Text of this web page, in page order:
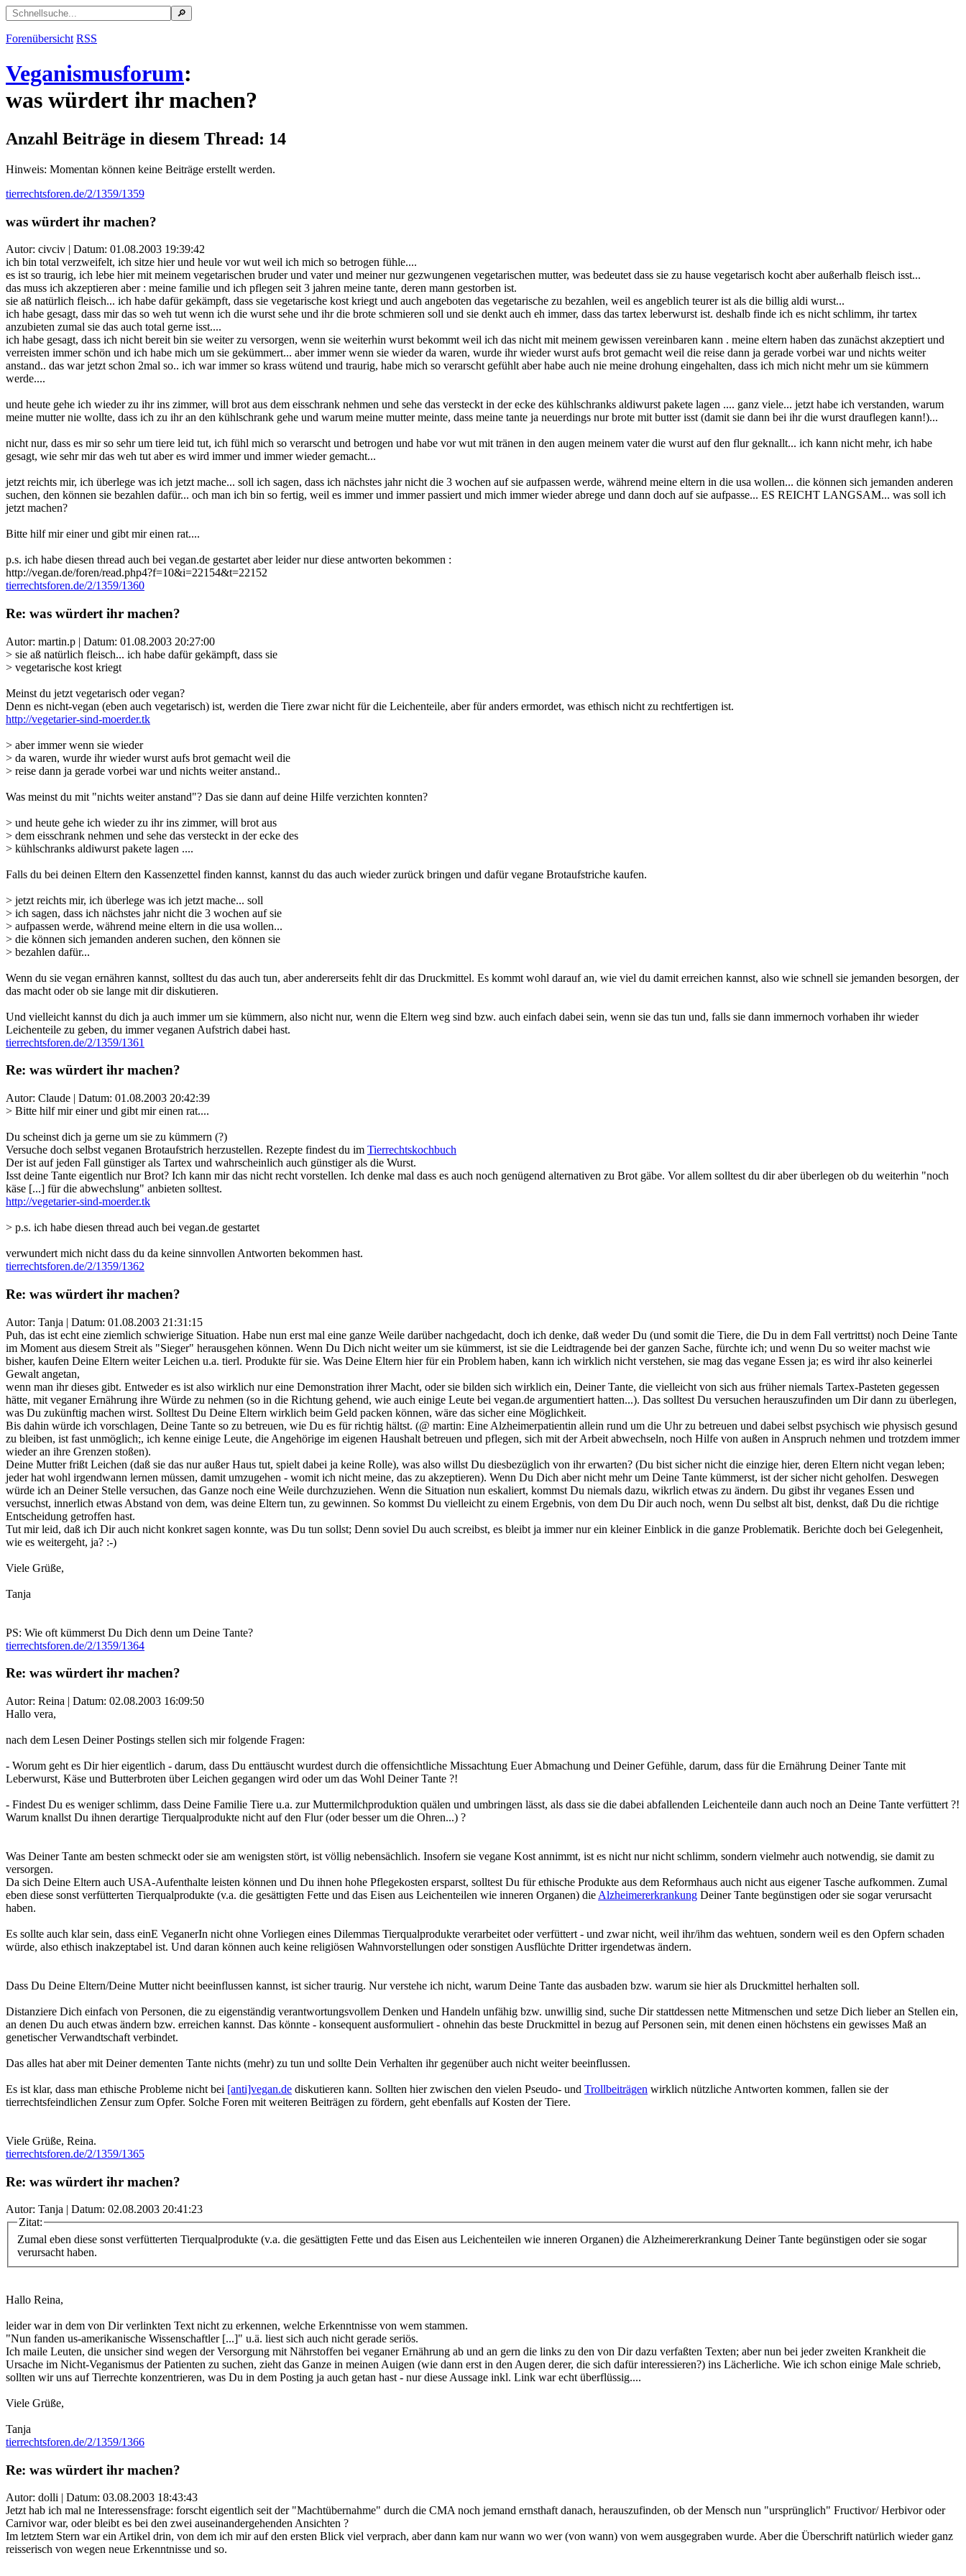
Forenübersicht RSS
Veganismusforum:
was würdert ihr machen?
Anzahl Beiträge in diesem Thread: 14
Hinweis: Momentan können keine Beiträge erstellt werden.
tierrechtsforen.de/2/1359/1359
was würdert ihr machen?
Autor: civciv | Datum: 01.08.2003 19:39:42
ich bin total verzweifelt, ich sitze hier und heule vor wut weil ich mich so betrogen fühle....
es ist so traurig, ich lebe hier mit meinem vegetarischen bruder und vater und meiner nur gezwungenen vegetarischen mutter, was bedeutet dass sie zu hause vegetarisch kocht aber außerhalb fleisch isst...
das muss ich akzeptieren aber : meine familie und ich pflegen seit 3 jahren meine tante, deren mann gestorben ist.
sie aß natürlich fleisch... ich habe dafür gekämpft, dass sie vegetarische kost kriegt und auch angeboten das vegetarische zu bezahlen, weil es angeblich teurer ist als die billig aldi wurst...
ich habe gesagt, dass mir das so weh tut wenn ich die wurst sehe und ihr die brote schmieren soll und sie denkt auch eh immer, dass das tartex leberwurst ist. deshalb finde ich es nicht schlimm, ihr tartex
anzubieten zumal sie das auch total gerne isst....
ich habe gesagt, dass ich nicht bereit bin sie weiter zu versorgen, wenn sie weiterhin wurst bekommt weil ich das nicht mit meinem gewissen vereinbaren kann . meine eltern haben das zunächst akzeptiert und
verreisten immer schön und ich habe mich um sie gekümmert... aber immer wenn sie wieder da waren, wurde ihr wieder wurst aufs brot gemacht weil die reise dann ja gerade vorbei war und nichts weiter
anstand.. das war jetzt schon 2mal so.. ich war immer so krass wütend und traurig, habe mich so verarscht gefühlt aber habe auch nie meine drohung eingehalten, dass ich mich nicht mehr um sie kümmern
werde....
und heute gehe ich wieder zu ihr ins zimmer, will brot aus dem eisschrank nehmen und sehe das versteckt in der ecke des kühlschranks aldiwurst pakete lagen .... ganz viele... jetzt habe ich verstanden, warum
meine mutter nie wollte, dass ich zu ihr an den kühlschrank gehe und warum meine mutter meinte, dass meine tante ja neuerdings nur brote mit butter isst (damit sie dann bei ihr die wurst drauflegen kann!)...
nicht nur, dass es mir so sehr um tiere leid tut, ich fühl mich so verarscht und betrogen und habe vor wut mit tränen in den augen meinem vater die wurst auf den flur geknallt... ich kann nicht mehr, ich habe
gesagt, wie sehr mir das weh tut aber es wird immer und immer wieder gemacht...
jetzt reichts mir, ich überlege was ich jetzt mache... soll ich sagen, dass ich nächstes jahr nicht die 3 wochen auf sie aufpassen werde, während meine eltern in die usa wollen... die können sich jemanden anderen
suchen, den können sie bezahlen dafür... och man ich bin so fertig, weil es immer und immer passiert und mich immer wieder abrege und dann doch auf sie aufpasse... ES REICHT LANGSAM... was soll ich
jetzt machen?
Bitte hilf mir einer und gibt mir einen rat....
p.s. ich habe diesen thread auch bei vegan.de gestartet aber leider nur diese antworten bekommen :
http://vegan.de/foren/read.php4?f=10&i=22154&t=22152
tierrechtsforen.de/2/1359/1360
Re: was würdert ihr machen?
Autor: martin.p | Datum: 01.08.2003 20:27:00
> sie aß natürlich fleisch... ich habe dafür gekämpft, dass sie
> vegetarische kost kriegt
Meinst du jetzt vegetarisch oder vegan?
Denn es nicht-vegan (eben auch vegetarisch) ist, werden die Tiere zwar nicht für die Leichenteile, aber für anders ermordet, was ethisch nicht zu rechtfertigen ist.
http://vegetarier-sind-moerder.tk
> aber immer wenn sie wieder
> da waren, wurde ihr wieder wurst aufs brot gemacht weil die
> reise dann ja gerade vorbei war und nichts weiter anstand..
Was meinst du mit "nichts weiter anstand"? Das sie dann auf deine Hilfe verzichten konnten?
> und heute gehe ich wieder zu ihr ins zimmer, will brot aus
> dem eisschrank nehmen und sehe das versteckt in der ecke des
> kühlschranks aldiwurst pakete lagen ....
Falls du bei deinen Eltern den Kassenzettel finden kannst, kannst du das auch wieder zurück bringen und dafür vegane Brotaufstriche kaufen.
> jetzt reichts mir, ich überlege was ich jetzt mache... soll
> ich sagen, dass ich nächstes jahr nicht die 3 wochen auf sie
> aufpassen werde, während meine eltern in die usa wollen...
> die können sich jemanden anderen suchen, den können sie
> bezahlen dafür...
Wenn du sie vegan ernähren kannst, solltest du das auch tun, aber andererseits fehlt dir das Druckmittel. Es kommt wohl darauf an, wie viel du damit erreichen kannst, also wie schnell sie jemanden besorgen, der
das macht oder ob sie lange mit dir diskutieren.
Und vielleicht kannst du dich ja auch immer um sie kümmern, also nicht nur, wenn die Eltern weg sind bzw. auch einfach dabei sein, wenn sie das tun und, falls sie dann immernoch vorhaben ihr wieder
Leichenteile zu geben, du immer veganen Aufstrich dabei hast.
tierrechtsforen.de/2/1359/1361
Re: was würdert ihr machen?
Autor: Claude | Datum: 01.08.2003 20:42:39
> Bitte hilf mir einer und gibt mir einen rat....
Du scheinst dich ja gerne um sie zu kümmern (?)
Versuche doch selbst veganen Brotaufstrich herzustellen. Rezepte findest du im Tierrechtskochbuch
Der ist auf jeden Fall günstiger als Tartex und wahrscheinlich auch günstiger als die Wurst.
Isst deine Tante eigentlich nur Brot? Ich kann mir das nicht recht vorstellen. Ich denke mal dass es auch noch genügend alternativen zu Brot gäbe. Vor allem solltest du dir aber überlegen ob du weiterhin "noch
käse [...] für die abwechslung" anbieten solltest.
http://vegetarier-sind-moerder.tk
> p.s. ich habe diesen thread auch bei vegan.de gestartet
verwundert mich nicht dass du da keine sinnvollen Antworten bekommen hast.
tierrechtsforen.de/2/1359/1362
Re: was würdert ihr machen?
Autor: Tanja | Datum: 01.08.2003 21:31:15
Puh, das ist echt eine ziemlich schwierige Situation. Habe nun erst mal eine ganze Weile darüber nachgedacht, doch ich denke, daß weder Du (und somit die Tiere, die Du in dem Fall vertrittst) noch Deine Tante
im Moment aus diesem Streit als "Sieger" herausgehen können. Wenn Du Dich nicht weiter um sie kümmerst, ist sie die Leidtragende bei der ganzen Sache, fürchte ich; und wenn Du so weiter machst wie
bisher, kaufen Deine Eltern weiter Leichen u.a. tierl. Produkte für sie. Was Deine Eltern hier für ein Problem haben, kann ich wirklich nicht verstehen, sie mag das vegane Essen ja; es wird ihr also keinerlei
Gewalt angetan,
wenn man ihr dieses gibt. Entweder es ist also wirklich nur eine Demonstration ihrer Macht, oder sie bilden sich wirklich ein, Deiner Tante, die vielleicht von sich aus früher niemals Tartex-Pasteten gegessen
hätte, mit veganer Ernährung ihre Würde zu nehmen (so in die Richtung gehend, wie auch einige Leute bei vegan.de argumentiert hatten...). Das solltest Du versuchen herauszufinden um Dir dann zu überlegen,
was Du zukünftig machen wirst. Solltest Du Deine Eltern wirklich beim Geld packen können, wäre das sicher eine Möglichkeit.
Bis dahin würde ich vorschlagen, Deine Tante so zu betreuen, wie Du es für richtig hältst. (@ martin: Eine Alzheimerpatientin allein rund um die Uhr zu betreuen und dabei selbst psychisch wie physisch gesund
zu bleiben, ist fast unmöglich;, ich kenne einige Leute, die Angehörige im eigenen Haushalt betreuen und pflegen, sich mit der Arbeit abwechseln, noch Hilfe von außen in Anspruch nehmen und trotzdem immer
wieder an ihre Grenzen stoßen).
Deine Mutter frißt Leichen (daß sie das nur außer Haus tut, spielt dabei ja keine Rolle), was also willst Du diesbezüglich von ihr erwarten? (Du bist sicher nicht die einzige hier, deren Eltern nicht vegan leben;
jeder hat wohl irgendwann lernen müssen, damit umzugehen - womit ich nicht meine, das zu akzeptieren). Wenn Du Dich aber nicht mehr um Deine Tante kümmerst, ist der sicher nicht geholfen. Deswegen
würde ich an Deiner Stelle versuchen, das Ganze noch eine Weile durchzuziehen. Wenn die Situation nun eskaliert, kommst Du niemals dazu, wikrlich etwas zu ändern. Du gibst ihr veganes Essen und
versuchst, innerlich etwas Abstand von dem, was deine Eltern tun, zu gewinnen. So kommst Du vielleicht zu einem Ergebnis, von dem Du Dir auch noch, wenn Du selbst alt bist, denkst, daß Du die richtige
Entscheidung getroffen hast.
Tut mir leid, daß ich Dir auch nicht konkret sagen konnte, was Du tun sollst; Denn soviel Du auch screibst, es bleibt ja immer nur ein kleiner Einblick in die ganze Problematik. Berichte doch bei Gelegenheit,
wie es weitergeht, ja? :-)
Viele Grüße,
Tanja
PS: Wie oft kümmerst Du Dich denn um Deine Tante?
tierrechtsforen.de/2/1359/1364
Re: was würdert ihr machen?
Autor: Reina | Datum: 02.08.2003 16:09:50
Hallo vera,
nach dem Lesen Deiner Postings stellen sich mir folgende Fragen:
- Worum geht es Dir hier eigentlich - darum, dass Du enttäuscht wurdest durch die offensichtliche Missachtung Euer Abmachung und Deiner Gefühle, darum, dass für die Ernährung Deiner Tante mit
Leberwurst, Käse und Butterbroten über Leichen gegangen wird oder um das Wohl Deiner Tante ?!
- Findest Du es weniger schlimm, dass Deine Familie Tiere u.a. zur Muttermilchproduktion quälen und umbringen lässt, als dass sie die dabei abfallenden Leichenteile dann auch noch an Deine Tante verfüttert ?!
Warum knallst Du ihnen derartige Tierqualprodukte nicht auf den Flur (oder besser um die Ohren...) ?
Was Deiner Tante am besten schmeckt oder sie am wenigsten stört, ist völlig nebensächlich. Insofern sie vegane Kost annimmt, ist es nicht nur nicht schlimm, sondern vielmehr auch notwendig, sie damit zu
versorgen.
Da sich Deine Eltern auch USA-Aufenthalte leisten können und Du ihnen hohe Pflegekosten ersparst, solltest Du für ethische Produkte aus dem Reformhaus auch nicht aus eigener Tasche aufkommen. Zumal
eben diese sonst verfütterten Tierqualprodukte (v.a. die gesättigten Fette und das Eisen aus Leichenteilen wie inneren Organen) die Alzheimererkrankung Deiner Tante begünstigen oder sie sogar verursacht
haben.
Es sollte auch klar sein, dass einE VeganerIn nicht ohne Vorliegen eines Dilemmas Tierqualprodukte verarbeitet oder verfüttert - und zwar nicht, weil ihr/ihm das wehtuen, sondern weil es den Opfern schaden
würde, also ethisch inakzeptabel ist. Und daran können auch keine religiösen Wahnvorstellungen oder sonstigen Ausflüchte Dritter irgendetwas ändern.
Dass Du Deine Eltern/Deine Mutter nicht beeinflussen kannst, ist sicher traurig. Nur verstehe ich nicht, warum Deine Tante das ausbaden bzw. warum sie hier als Druckmittel herhalten soll.
Distanziere Dich einfach von Personen, die zu eigenständig verantwortungsvollem Denken und Handeln unfähig bzw. unwillig sind, suche Dir stattdessen nette Mitmenschen und setze Dich lieber an Stellen ein,
an denen Du auch etwas ändern bzw. erreichen kannst. Das könnte - konsequent ausformuliert - ohnehin das beste Druckmittel in bezug auf Personen sein, mit denen einen höchstens ein gewisses Maß an
genetischer Verwandtschaft verbindet.
Das alles hat aber mit Deiner dementen Tante nichts (mehr) zu tun und sollte Dein Verhalten ihr gegenüber auch nicht weiter beeinflussen.
Es ist klar, dass man ethische Probleme nicht bei [anti]vegan.de diskutieren kann. Sollten hier zwischen den vielen Pseudo- und Trollbeiträgen wirklich nützliche Antworten kommen, fallen sie der
tierrechtsfeindlichen Zensur zum Opfer. Solche Foren mit weiteren Beiträgen zu fördern, geht ebenfalls auf Kosten der Tiere.
Viele Grüße, Reina.
tierrechtsforen.de/2/1359/1365
Re: was würdert ihr machen?
Autor: Tanja | Datum: 02.08.2003 20:41:23
Zitat:
Zumal eben diese sonst verfütterten Tierqualprodukte (v.a. die gesättigten Fette und das Eisen aus Leichenteilen wie inneren Organen) die Alzheimererkrankung Deiner Tante begünstigen oder sie sogar
verursacht haben.
Hallo Reina,
leider war in dem von Dir verlinkten Text nicht zu erkennen, welche Erkenntnisse von wem stammen.
"Nun fanden us-amerikanische Wissenschaftler [...]" u.ä. liest sich auch nicht gerade seriös.
Ich maile Leuten, die unsicher sind wegen der Versorgung mit Nährstoffen bei veganer Ernährung ab und an gern die links zu den von Dir dazu verfaßten Texten; aber nun bei jeder zweiten Krankheit die
Ursache im Nicht-Veganismus der Patienten zu suchen, zieht das Ganze in meinen Auigen (wie dann erst in den Augen derer, die sich dafür interessieren?) ins Lächerliche. Wie ich schon einige Male schrieb,
sollten wir uns auf Tierrechte konzentrieren, was Du in dem Posting ja auch getan hast - nur diese Aussage inkl. Link war echt überflüssig....
Viele Grüße,
Tanja
tierrechtsforen.de/2/1359/1366
Re: was würdert ihr machen?
Autor: dolli | Datum: 03.08.2003 18:43:43
Jetzt hab ich mal ne Interessensfrage: forscht eigentlich seit der "Machtübernahme" durch die CMA noch jemand ernsthaft danach, herauszufinden, ob der Mensch nun "ursprünglich" Fructivor/ Herbivor oder
Carnivor war, oder bleibt es bei den zwei auseinandergehenden Ansichten ?
Im letztem Stern war ein Artikel drin, von dem ich mir auf den ersten Blick viel verprach, aber dann kam nur wann wo wer (von wann) von wem ausgegraben wurde. Aber die Überschrift natürlich wieder ganz
reisserisch von wegen neue Erkenntnisse und so.